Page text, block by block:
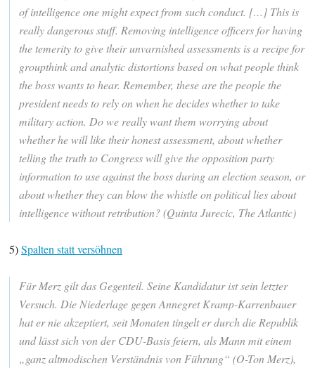
of intelligence one might expect from such conduct. […] This is
really dangerous stuff. Removing intelligence officers for having
the temerity to give their unvarnished assessments is a recipe for
groupthink and analytic distortions based on what people think
the boss wants to hear. Remember, these are the people the
president needs to rely on when he decides whether to take
military action. Do we really want them worrying about
whether he will like their honest assessment, about whether
telling the truth to Congress will give the opposition party
information to use against the boss during an election season, or
about whether they can blow the whistle on political lies about
intelligence without retribution? (Quinta Jurecic, The Atlantic)
5)Spalten statt versöhnen
Für Merz gilt das Gegenteil. Seine Kandidatur ist sein letzter
Versuch. Die Niederlage gegen Annegret Kramp-Karrenbauer
hat er nie akzeptiert, seit Monaten tingelt er durch die Republik
und lässt sich von der CDU-Basis feiern, als Mann mit einem
„ganz altmodischen Verständnis von Führung“ (O-Ton Merz),